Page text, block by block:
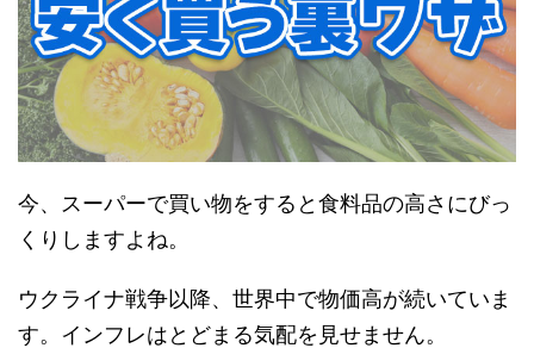
今、スーパーで買い物をすると食料品の高さにびっ
くりしますよね。
ウクライナ戦争以降、世界中で物価高が続いていま
す。インフレはとどまる気配を見せません。